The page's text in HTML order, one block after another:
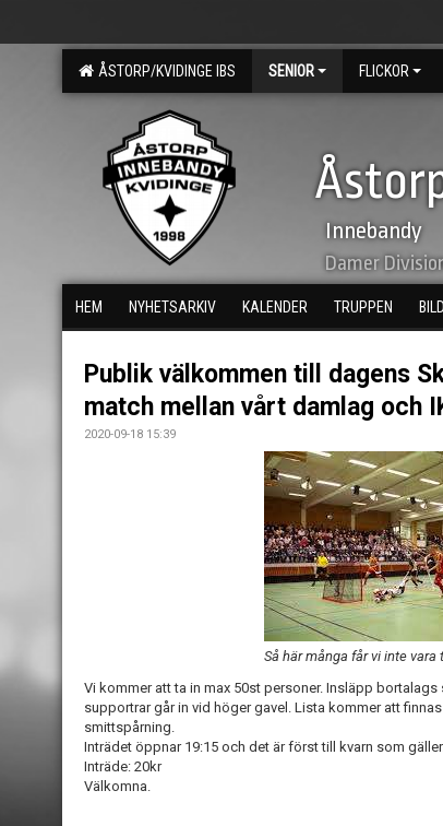
ÅSTORP/KVIDINGE IBS SENIOR FLICKOR
Innebandy
Damer
HEM NYHETSARKIV KALENDER TRUPPEN
Publik välkommen till dagens
match mellan vårt damlag och
2020-09-18 15:39
Så här många får vi inte vara
Vi kommer att ta in max 50st personer. Insläpp
supportrar går in vid höger gavel. Lista kommer att
smittspårning.
Inträdet öppnar 19:15 och det är först till kvarn som
Inträde: 20kr
Välkomna.